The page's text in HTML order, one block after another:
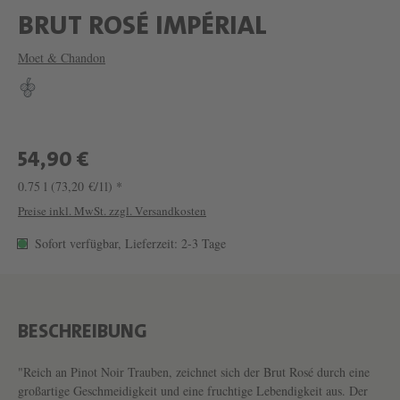
BRUT ROSÉ IMPÉRIAL
M
Moet & Chandon
54,90 €
0.75 l (73,20 €/1l) *
Preise inkl. MwSt. zzgl. Versandkosten
Sofort verfügbar, Lieferzeit: 2-3 Tage
BESCHREIBUNG
"Reich an Pinot Noir Trauben, zeichnet sich der Brut Rosé durch eine
großartige Geschmeidigkeit und eine fruchtige Lebendigkeit aus. Der